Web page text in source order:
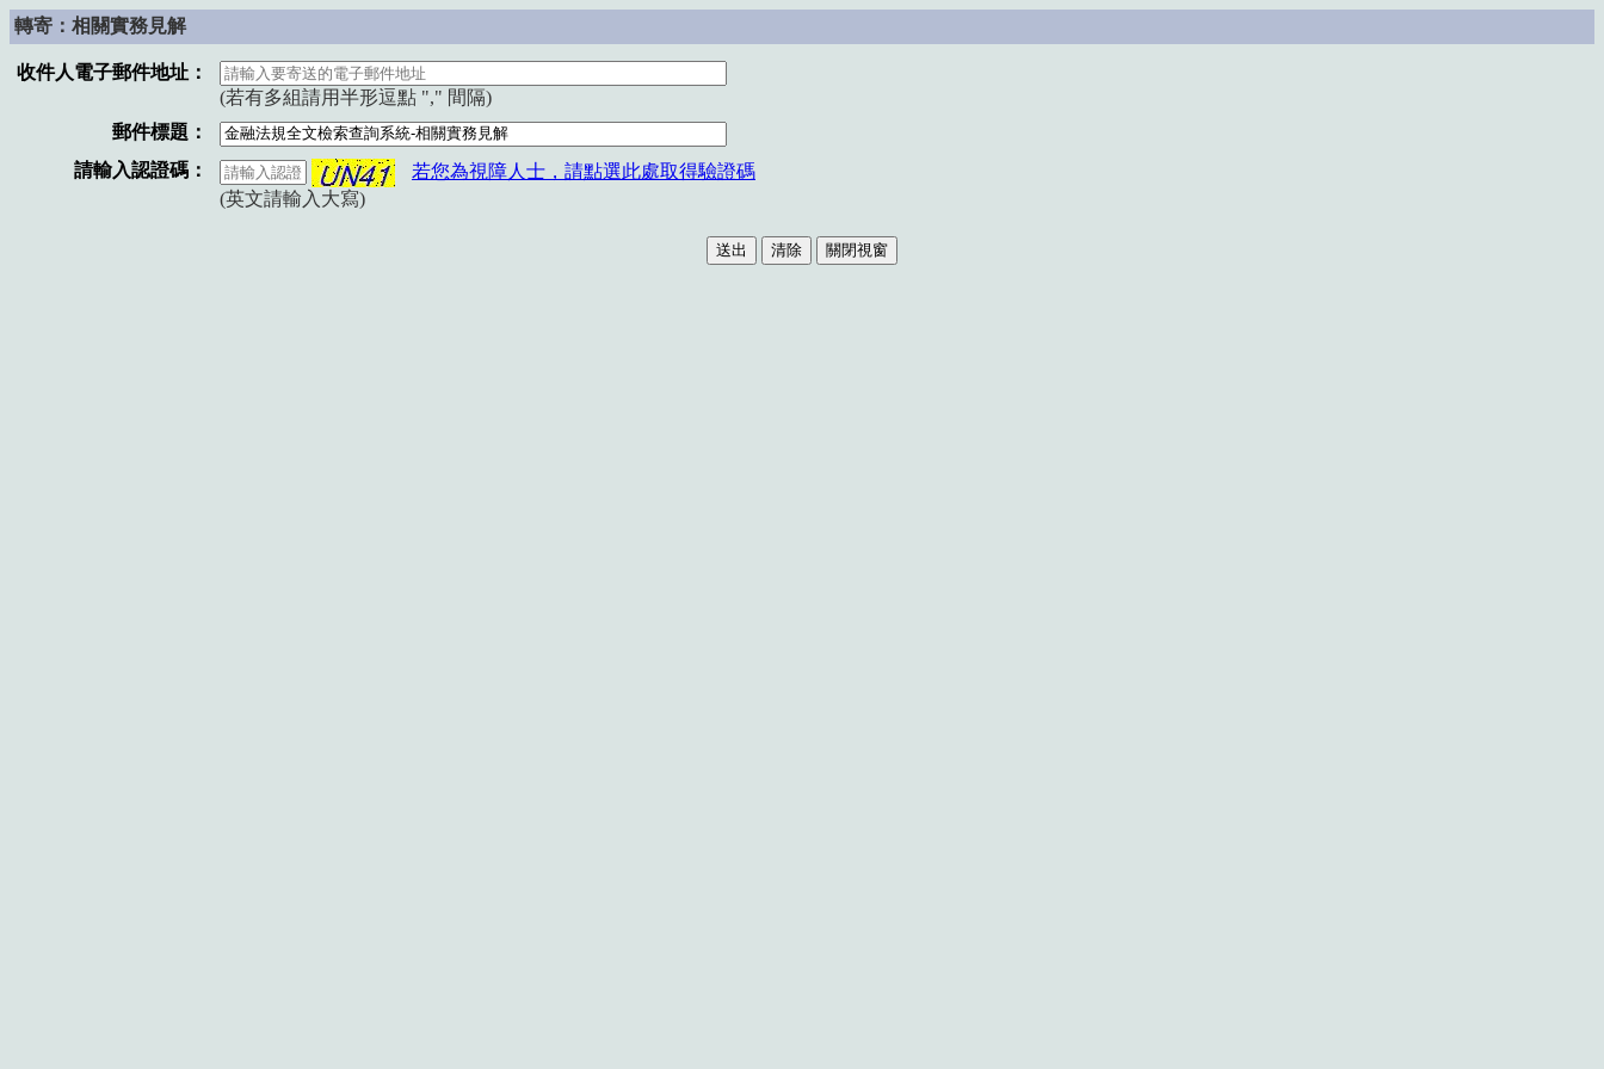
轉寄：相關實務見解
收件人電子郵件地址：
(若有多組請用半形逗點 "," 間隔)
郵件標題：
請輸入認證碼：
若您為視障人士，請點選此處取得驗證碼
(英文請輸入大寫)